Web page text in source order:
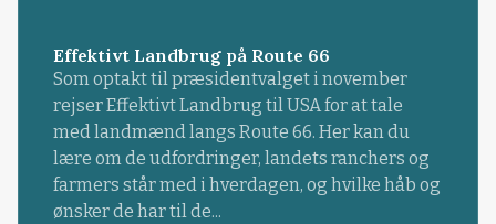
Effektivt Landbrug på Route 66
Som optakt til præsidentvalget i november
rejser Effektivt Landbrug til USA for at tale
med landmænd langs Route 66. Her kan du
lære om de udfordringer, landets ranchers og
farmers står med i hverdagen, og hvilke håb og
ønsker de har til de...